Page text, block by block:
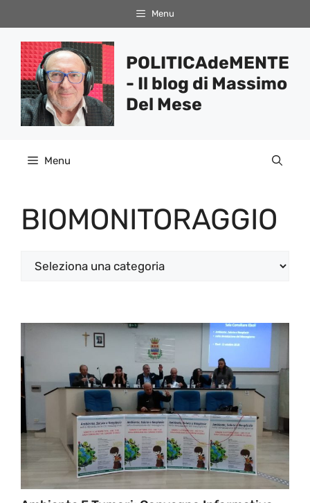
al
contenuto
Menu
POLITICAdeMENTE
- Il blog di Massimo
Del Mese
Menu
BIOMONITORAGGIO
Categorie